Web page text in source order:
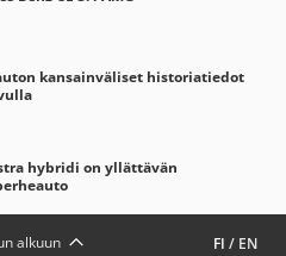
kansainväliset historiatiedot
hybridi on yllättävän
FI / EN
alkuun